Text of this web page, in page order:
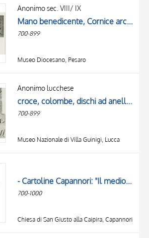
Anonimo sec. VIII/ IX
Mano benedicente, Cornice architettonica con motivi decorativi e figure
700-899
Museo Diocesano, Pesaro
Anonimo lucchese
croce, colombe, dischi ad anelli concentrici, unicorno e leone
700-899
Museo Nazionale di Villa Guinigi, Lucca
- Cartoline Capannori: "Il medioevo e la Francigena". Marlia, Chiesa di San Giusto alla Caipira (sec. VIII-XI), fianco nord.
700-1000
Chiesa di San Giusto alla Caipira, Capannori